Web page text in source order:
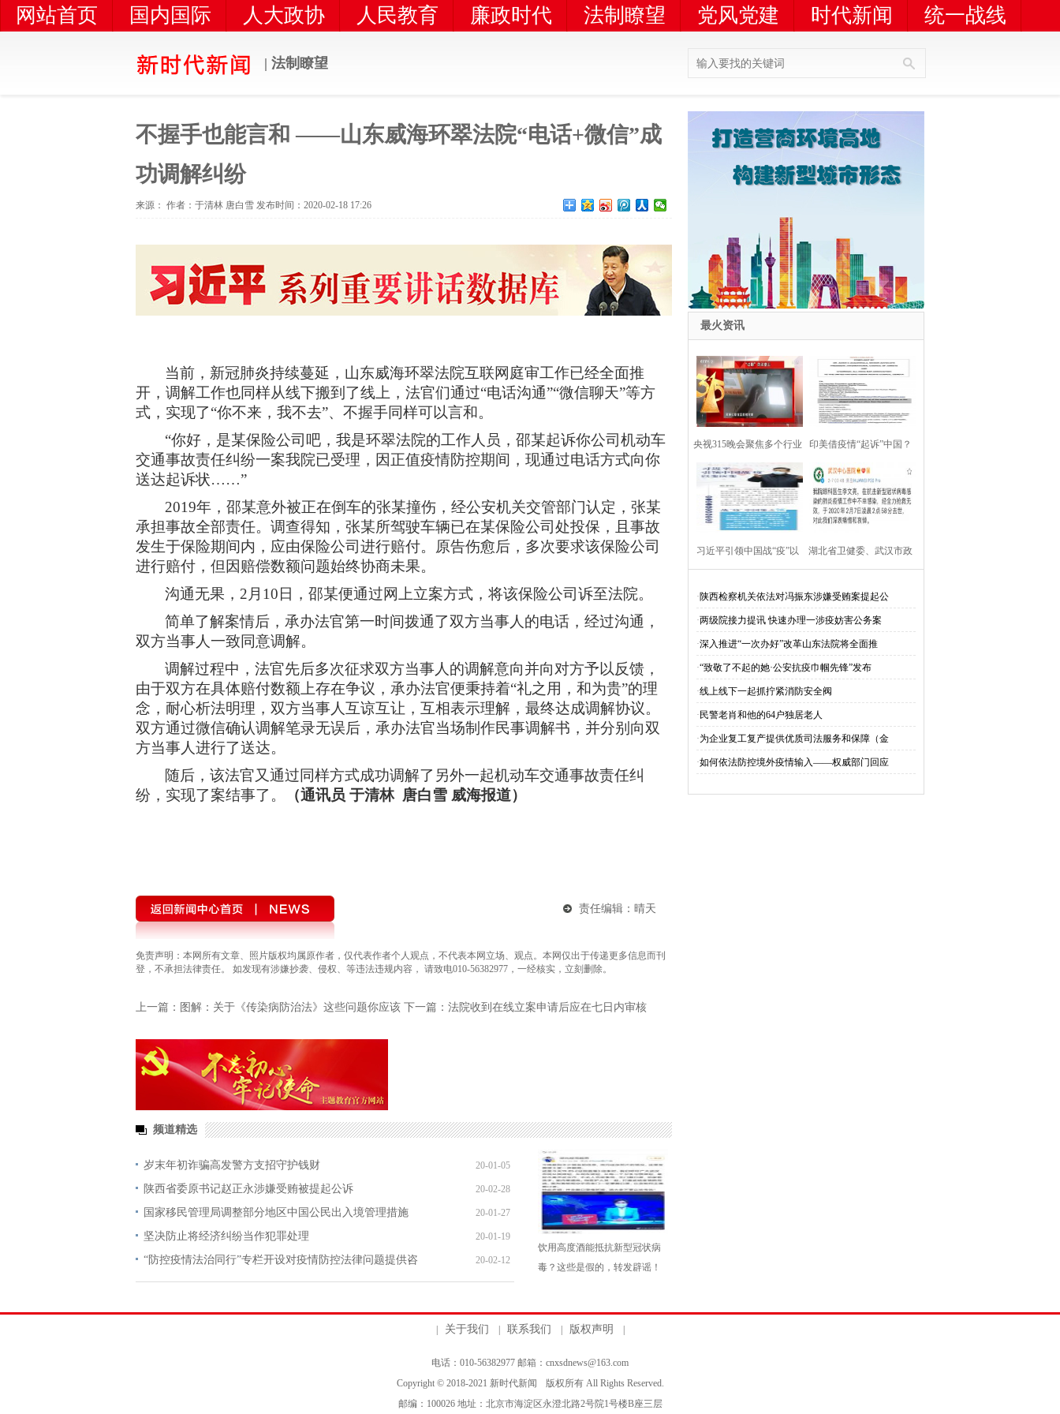
网站首页 国内国际 人大政协 人民教育 廉政时代 法制瞭望 党风党建 时代新闻
统一战线
| 法制瞭望
不握手也能言和 ——山东威海环翠法院“电话+微信”成
功调解纠纷
来源： 作者：于清林 唐白雪 发布时间：2020-02-18 17:26
当前，新冠肺炎持续蔓延，山东威海环翠法院互联网庭审工作已经全面推
开，调解工作也同样从线下搬到了线上，法官们通过“电话沟通”“微信聊天”等方
式，实现了“你不来，我不去”、不握手同样可以言和。
“你好，是某保险公司吧，我是环翠法院的工作人员，邵某起诉你公司机动车
交通事故责任纠纷一案我院已受理，因正值疫情防控期间，现通过电话方式向你
送达起诉状……”
2019年，邵某意外被正在倒车的张某撞伤，经公安机关交管部门认定，张某
承担事故全部责任。调查得知，张某所驾驶车辆已在某保险公司处投保，且事故
发生于保险期间内，应由保险公司进行赔付。原告伤愈后，多次要求该保险公司
进行赔付，但因赔偿数额问题始终协商未果。
沟通无果， 2月10日，邵某便通过网上立案方式，将该保险公司诉至法院。
简单了解案情后，承办法官第一时间拨通了双方当事人的电话，经过沟通，
双方当事人一致同意调解。
调解过程中，法官先后多次征求双方当事人的调解意向并向对方予以反馈，
由于双方在具体赔付数额上存在争议，承办法官便秉持着“礼之用，和为贵”的理
念，耐心析法明理，双方当事人互谅互让，互相表示理解，最终达成调解协议。
双方通过微信确认调解笔录无误后，承办法官当场制作民事调解书，并分别向双
方当事人进行了送达。
随后，该法官又通过同样方式成功调解了另外一起机动车交通事故责任纠
纷，实现了案结事了。
（通讯员 于清林 唐白雪 威海报道）
责任编辑：晴天
免责声明：本网所有文章、照片版权均属原作者，仅代表作者个人观点，不代表本网立场、观点。本网仅出于传递更多信息而刊
登，不承担法律责任。 如发现有涉嫌抄袭、侵权、等违法违规内容， 请致电010-56382977，一经核实，立刻删除。
上一篇：图解：关于《传染病防治法》这些问题你应该
知道（一）
下一篇：法院收到在线立案申请后应在七日内审核
频道精选
岁末年初诈骗高发警方支招守护钱财 20-01-05
陕西省委原书记赵正永涉嫌受贿被提起公诉 20-02-28
国家移民管理局调整部分地区中国公民出入境管理措施 20-01-27
坚决防止将经济纠纷当作犯罪处理 20-01-19
“防控疫情法治同行”专栏开设对疫情防控法律问题提供咨
询
20-02-12
饮用高度酒能抵抗新型冠状病
毒？这些是假的，转发辟谣！
最火资讯
央视315晚会聚焦多个行业
多家知名企业问
印美借疫情“起诉”中国？
权威专家回应来了
习近平引领中国战“疫”以 湖北省卫健委、武汉市政
·陕西检察机关依法对冯振东涉嫌受贿案提起公
·两级院接力提讯 快速办理一涉疫妨害公务案
·深入推进“一次办好”改革山东法院将全面推
·“致敬了不起的她·公安抗疫巾帼先锋”发布
·线上线下一起抓拧紧消防安全阀
· 民警老肖和他的64户独居老人
·为企业复工复产提供优质司法服务和保障（金
·如何依法防控境外疫情输入——权威部门回应
关于我们 联系我们 版权声明
电话：010-56382977 邮箱：cnxsdnews@163.com
Copyright © 2018-2021 新时代新闻
版权所有 All Rights Reserved.
邮编：100026 地址：北京市海淀区永澄北路2号院1号楼B座三层